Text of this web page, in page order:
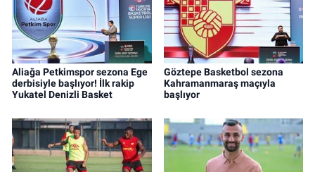
Aliağa Petkimspor sezona Ege
derbisiyle başlıyor! İlk rakip
Yukatel Denizli Basket
Göztepe Basketbol sezona
Kahramanmaraş maçıyla
başlıyor